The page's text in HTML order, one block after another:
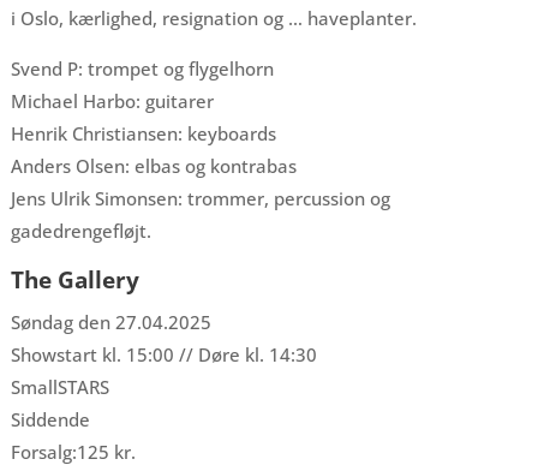
i Oslo, kærlighed, resignation og … haveplanter.
Svend P: trompet og flygelhorn
Michael Harbo: guitarer
Henrik Christiansen: keyboards
Anders Olsen: elbas og kontrabas
Jens Ulrik Simonsen: trommer, percussion og
gadedrengefløjt.
The Gallery
Søndag den 27.04.2025
Showstart kl. 15:00 // Døre kl. 14:30
SmallSTARS
Siddende
Forsalg:125 kr.